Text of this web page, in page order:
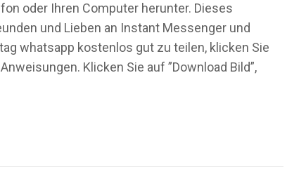
oder Ihren Computer herunter. Dieses
und Lieben an Instant Messenger und
whatsapp kostenlos gut zu teilen, klicken Sie
Klicken Sie auf ”Download Bild”,